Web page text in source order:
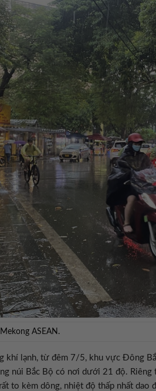
ASEAN.
khí lạnh, từ đêm 7/5, khu vực Đông
núi Bắc Bộ có nơi dưới 21 độ.
to kèm dông, nhiệt độ thấp nhất dao